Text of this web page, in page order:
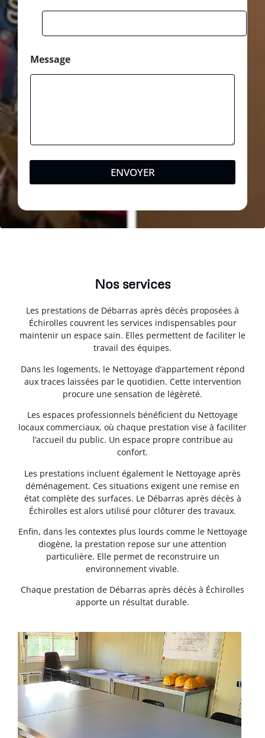
Message
ENVOYER
Nos services
Les prestations de Débarras après décès proposées à
Échirolles couvrent les services indispensables pour
maintenir un espace sain. Elles permettent de faciliter le
travail des équipes.
Dans les logements, le Nettoyage d’appartement répond
aux traces laissées par le quotidien. Cette intervention
procure une sensation de légèreté.
Les espaces professionnels bénéficient du Nettoyage
locaux commerciaux, où chaque prestation vise à faciliter
l’accueil du public. Un espace propre contribue au
confort.
Les prestations incluent également le Nettoyage après
déménagement. Ces situations exigent une remise en
état complète des surfaces. Le Débarras après décès à
Échirolles est alors utilisé pour clôturer des travaux.
Enfin, dans les contextes plus lourds comme le Nettoyage
diogène, la prestation repose sur une attention
particulière. Elle permet de reconstruire un
environnement vivable.
Chaque prestation de Débarras après décès à Échirolles
apporte un résultat durable.